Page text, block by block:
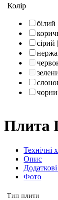
Колір
білий
сірий
Плита
Технічні
Опис
Фото
Тип плити